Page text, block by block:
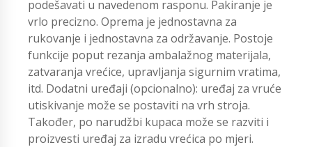
podešavati u navedenom rasponu. Pakiranje je
vrlo precizno. Oprema je jednostavna za
rukovanje i jednostavna za održavanje. Postoje
funkcije poput rezanja ambalažnog materijala,
zatvaranja vrećice, upravljanja sigurnim vratima,
itd. Dodatni uređaji (opcionalno): uređaj za vruće
utiskivanje može se postaviti na vrh stroja.
Također, po narudžbi kupaca može se razviti i
proizvesti uređaj za izradu vrećica po mjeri.